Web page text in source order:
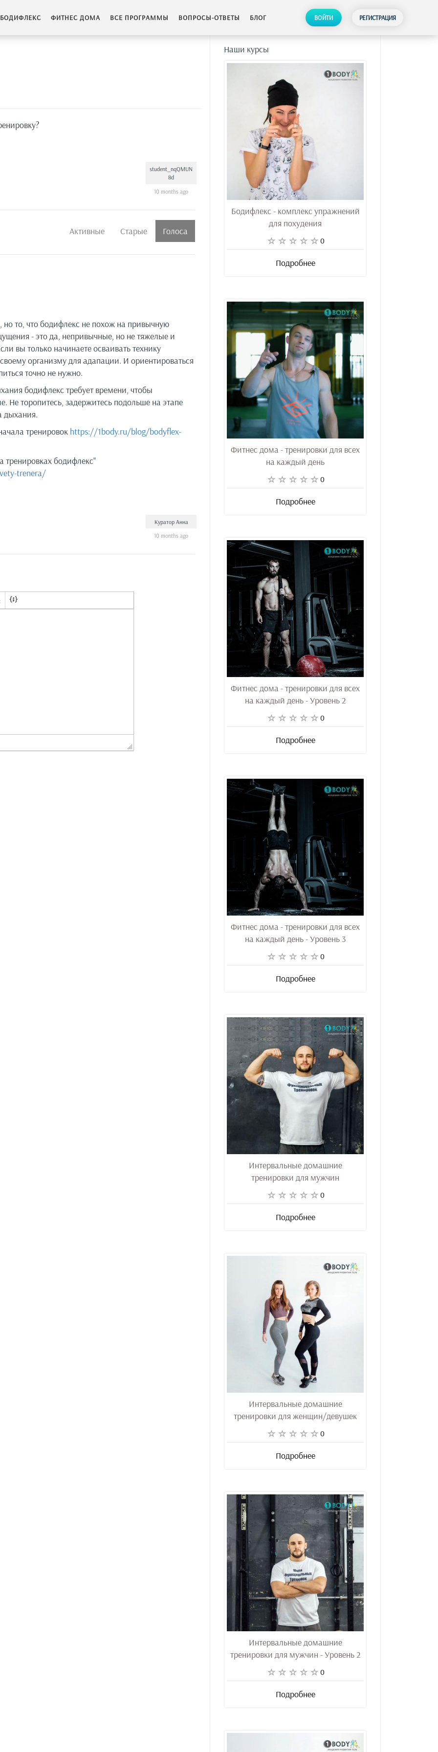
ВОЙТИ РЕГИСТРАЦИЯ
БОДИФЛЕКС ФИТНЕС ДОМА ВСЕ ПРОГРАММЫ ВОПРОСЫ-ОТВЕТЫ БЛОГ
student_nqQMUN
8d
10 months ago
Активные Старые Голоса
то, что бодифлекс не похож на привычную
- это да, непривычные, но не тяжелые и
вы только начинаете осваивать технику
организму для адапации. И ориентироваться
точно не нужно.
бодифлекс требует времени, чтобы
Не торопитесь, задержитесь подольше на этапе
дыхания.
тренировок https://1body.ru/blog/bodyflex-
тренировках бодифлекс"
trenera/
Куратор Анна
10 months ago
Наши курсы
Бодифлекс - комплекс упражнений
для похудения
0
Подробнее
Фитнес дома - тренировки для всех
на каждый день
0
Подробнее
Фитнес дома - тренировки для всех
на каждый день - Уровень 2
0
Подробнее
Фитнес дома - тренировки для всех
на каждый день - Уровень 3
0
Подробнее
Интервальные домашние
тренировки для мужчин
0
Подробнее
Интервальные домашние
тренировки для женщин/девушек
0
Подробнее
Интервальные домашние
тренировки для мужчин - Уровень 2
0
Подробнее